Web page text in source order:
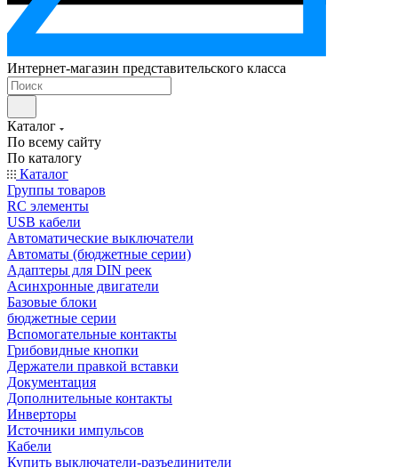
Интернет-магазин представительского класса
Каталог
По всему сайту
По каталогу
Каталог
Группы товаров
RC элементы
USB кабели
Автоматические выключатели
Автоматы (бюджетные серии)
Адаптеры для DIN реек
Асинхронные двигатели
Базовые блоки
бюджетные серии
Вспомогательные контакты
Грибовидные кнопки
Держатели правкой вставки
Документация
Дополнительные контакты
Инверторы
Источники импульсов
Кабели
Купить выключатели-разъединители